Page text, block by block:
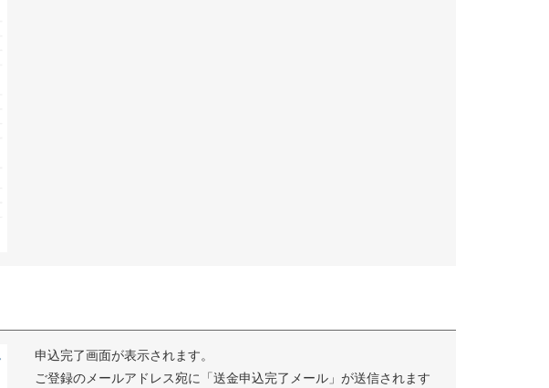
申込完了画面が表示されます。
ご登録のメールアドレス宛に「送金申込完了メール」が送信されます